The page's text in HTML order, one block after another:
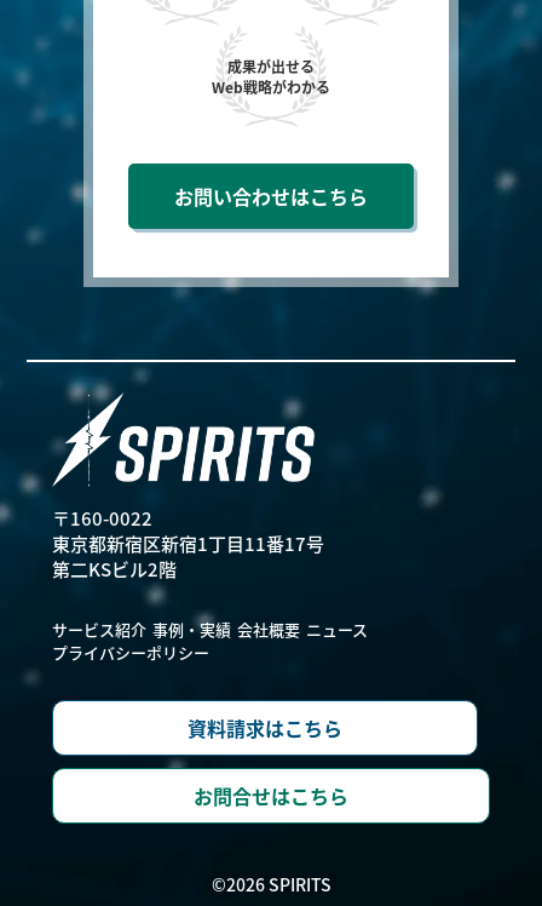
成果が出せる
Web戦略がわかる
お問い合わせはこちら
〒160-0022
東京都新宿区新宿1丁目11番17号
第二KSビル2階
サービス紹介 事例・実績 会社概要 ニュース
プライバシーポリシー
資料請求はこちら
お問合せはこちら
©2026SPIRITS